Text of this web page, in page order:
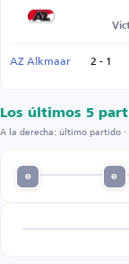
AZ Alkmaar 2 - 1
Los últimos 5
A la derecha: último partido
e
e